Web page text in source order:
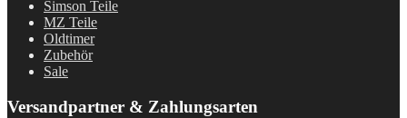
Simson Teile
MZ Teile
Oldtimer
Zubehör
Sale
Versandpartner & Zahlungsarten